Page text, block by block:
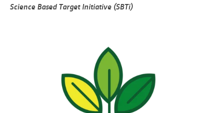
Science Based Target Initiative (SBTi)